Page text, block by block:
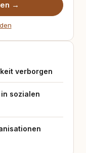
→
verborgen
sozialen